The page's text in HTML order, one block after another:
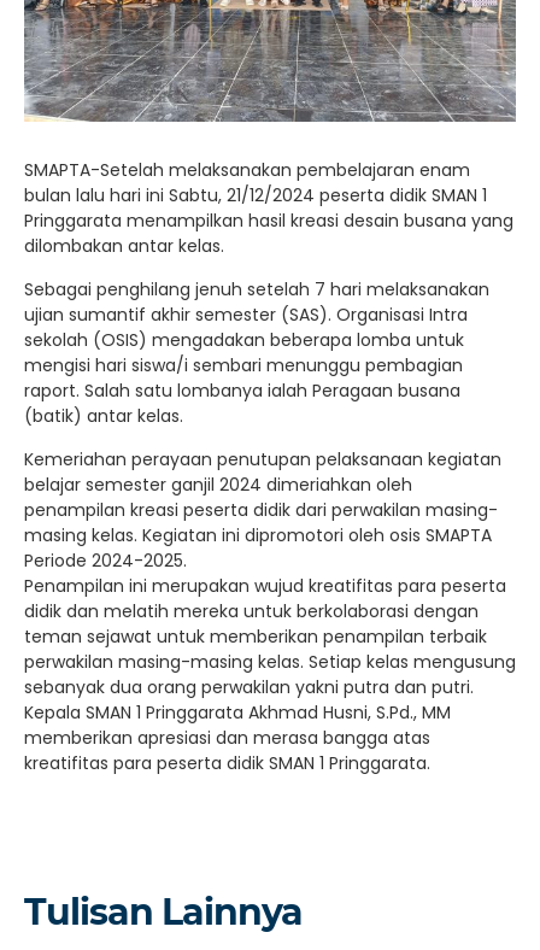
SMAPTA-Setelah melaksanakan pembelajaran enam
bulan lalu hari ini Sabtu, 21/12/2024 peserta didik SMAN 1
Pringgarata menampilkan hasil kreasi desain busana yang
dilombakan antar kelas.
Sebagai penghilang jenuh setelah 7 hari melaksanakan
ujian sumantif akhir semester (SAS). Organisasi Intra
sekolah (OSIS) mengadakan beberapa lomba untuk
mengisi hari siswa/i sembari menunggu pembagian
raport. Salah satu lombanya ialah Peragaan busana
(batik) antar kelas.
Kemeriahan perayaan penutupan pelaksanaan kegiatan
belajar semester ganjil 2024 dimeriahkan oleh
penampilan kreasi peserta didik dari perwakilan masing-
masing kelas. Kegiatan ini dipromotori oleh osis SMAPTA
Periode 2024-2025.
Penampilan ini merupakan wujud kreatifitas para peserta
didik dan melatih mereka untuk berkolaborasi dengan
teman sejawat untuk memberikan penampilan terbaik
perwakilan masing-masing kelas. Setiap kelas mengusung
sebanyak dua orang perwakilan yakni putra dan putri.
Kepala SMAN 1 Pringgarata Akhmad Husni, S.Pd., MM
memberikan apresiasi dan merasa bangga atas
kreatifitas para peserta didik SMAN 1 Pringgarata.
Tulisan Lainnya